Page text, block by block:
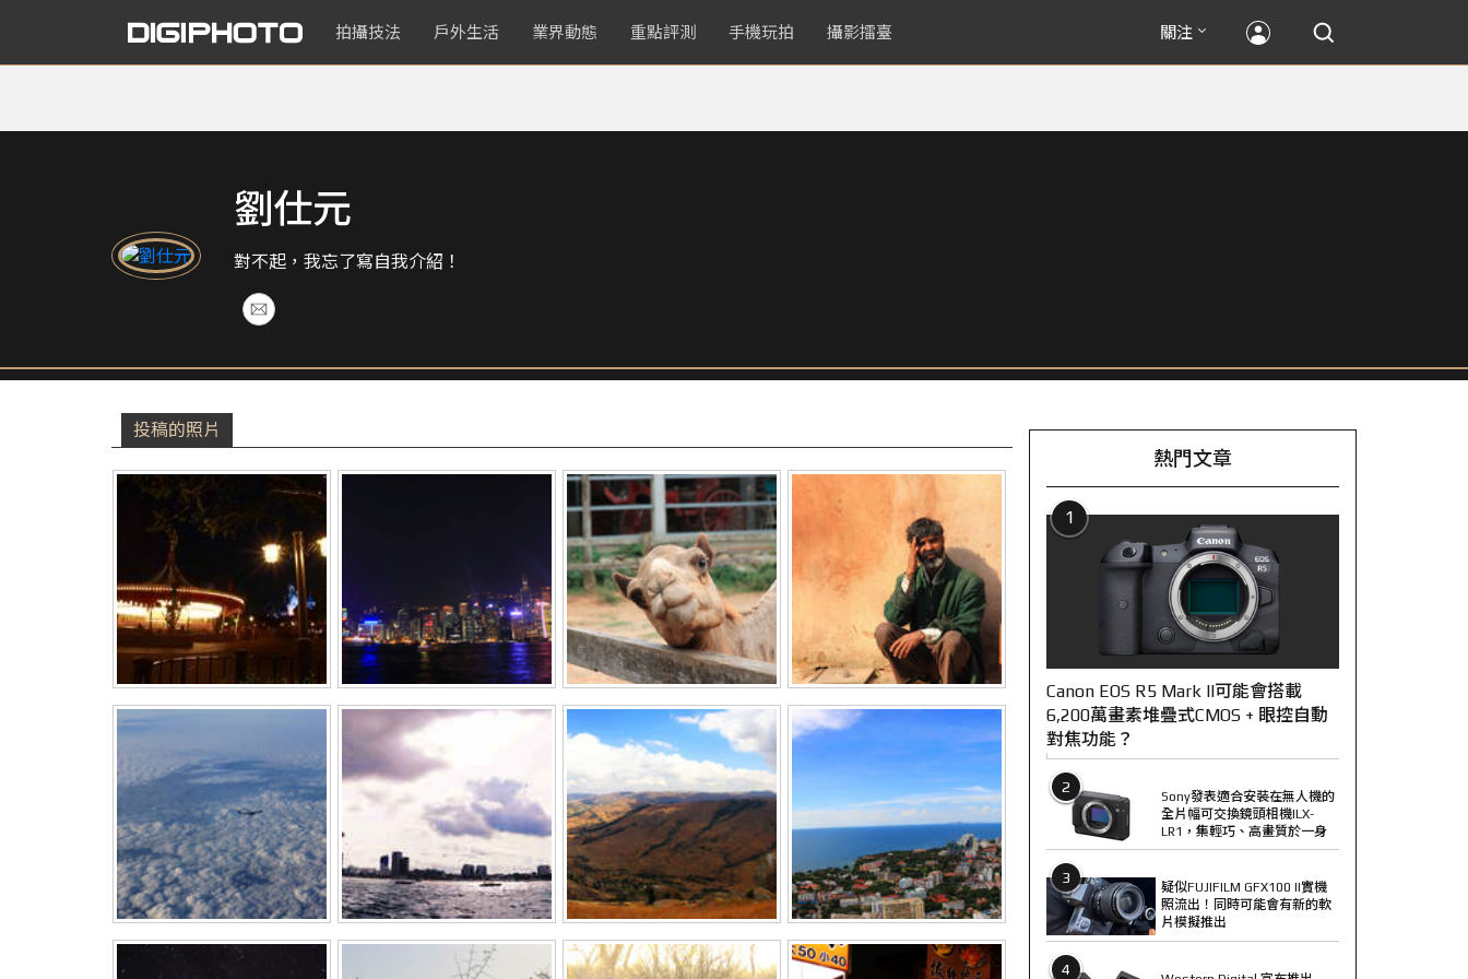
拍攝技法 戶外生活 業界動態 重點評測 手機玩拍 攝影擂臺 關注
劉仕元
對不起，我忘了寫自我介紹！
投稿的照片
熱門文章
1
Canon EOS R5 Mark II可能會搭載
6,200萬畫素堆疊式CMOS + 眼控自動
對焦功能？
2
Sony發表適合安裝在無人機的
全片幅可交換鏡頭相機ILX-
LR1，集輕巧、高畫質於一身
3
疑似FUJIFILM GFX100 II實機
照流出！同時可能會有新的軟
片模擬推出
4